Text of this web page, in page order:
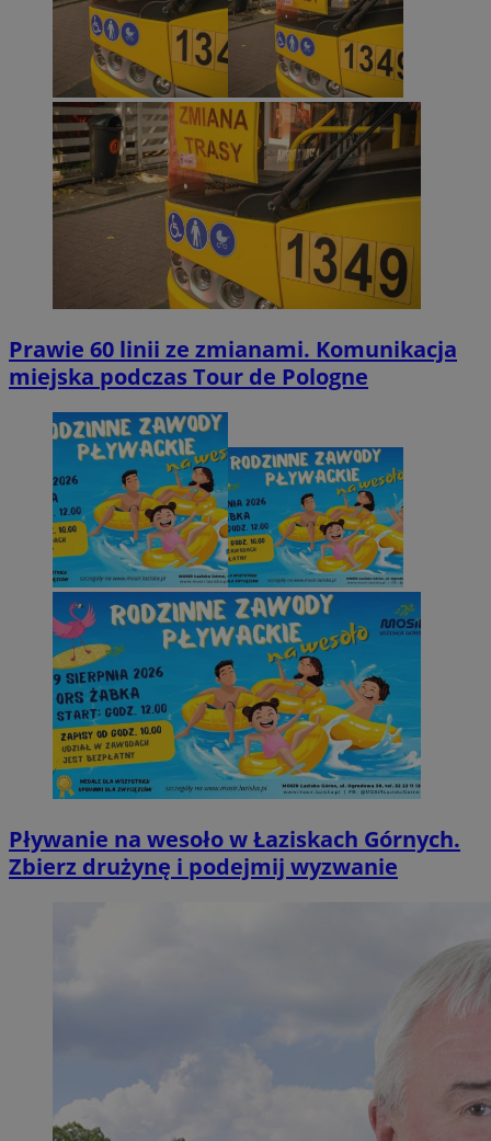
Prawie 60 linii ze zmianami. Komunikacja
miejska podczas Tour de Pologne
Pływanie na wesoło w Łaziskach Górnych.
Zbierz drużynę i podejmij wyzwanie